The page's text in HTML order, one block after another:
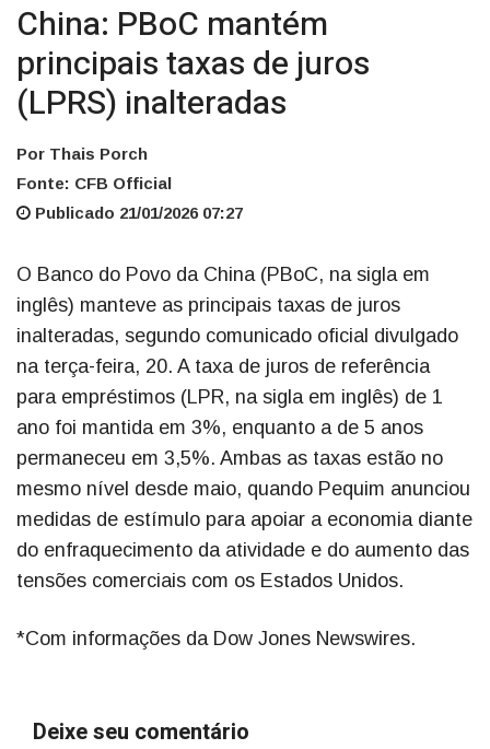
China: PBoC mantém
principais taxas de juros
(LPRS) inalteradas
Por Thais Porch
Fonte: CFB Official
Publicado 21/01/2026 07:27
O Banco do Povo da China (PBoC, na sigla em
inglês) manteve as principais taxas de juros
inalteradas, segundo comunicado oficial divulgado
na terça-feira, 20. A taxa de juros de referência
para empréstimos (LPR, na sigla em inglês) de 1
ano foi mantida em 3%, enquanto a de 5 anos
permaneceu em 3,5%. Ambas as taxas estão no
mesmo nível desde maio, quando Pequim anunciou
medidas de estímulo para apoiar a economia diante
do enfraquecimento da atividade e do aumento das
tensões comerciais com os Estados Unidos.
*Com informações da Dow Jones Newswires.
Deixe seu comentário